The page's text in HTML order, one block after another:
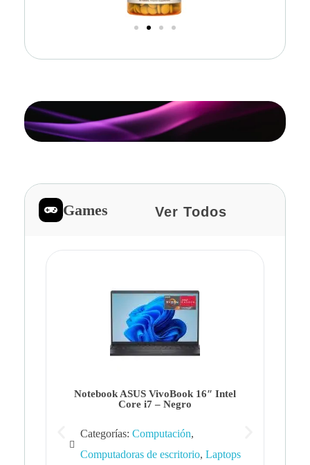
Games Ver Todos
Notebook ASUS VivoBook 16″ Intel
Core i7 – Negro
Categorías: Computación,
Computadoras de escritorio, Laptops